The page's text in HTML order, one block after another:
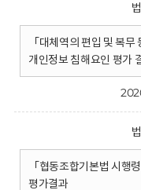
「대체역의 편입 및 복
개인정보 침해요인 평가
「협동조합기본법 시행
평가결과